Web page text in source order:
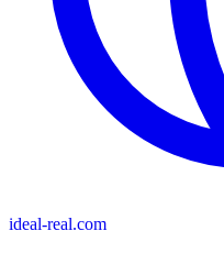
ideal-real.com